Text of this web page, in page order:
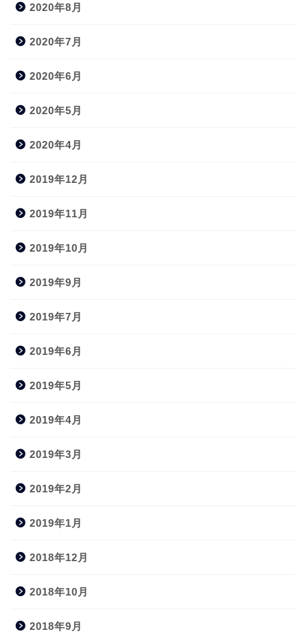
2020年8月
2020年7月
2020年6月
2020年5月
2020年4月
2019年12月
2019年11月
2019年10月
2019年9月
2019年7月
2019年6月
2019年5月
2019年4月
2019年3月
2019年2月
2019年1月
2018年12月
2018年10月
2018年9月